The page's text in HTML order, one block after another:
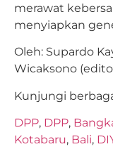
merawat
menyiapkan
Oleh: Supardo
Wicaksono
Kunjungi
DPP, DPP,
Kotabaru, Bali,